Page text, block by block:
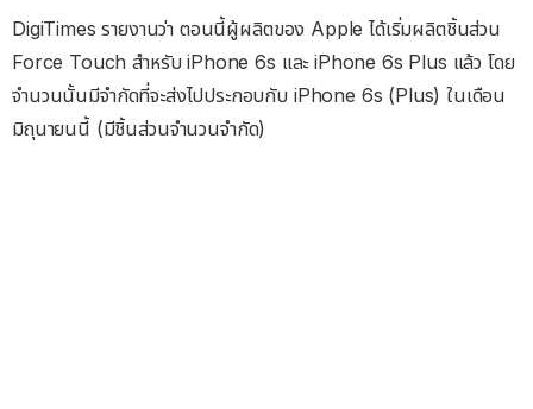
DigiTimes รายงานว่า ตอนนี้ผู้ผลิตของ Apple ได้เริ่มผลิตชิ้นส่วน
Force Touch สำหรับ iPhone 6s และ iPhone 6s Plus แล้ว โดย
จำนวนนั้นมีจำกัดที่จะส่งไปประกอบกับ iPhone 6s (Plus) ในเดือน
มิถุนายนนี้ (มีชิ้นส่วนจำนวนจำกัด)